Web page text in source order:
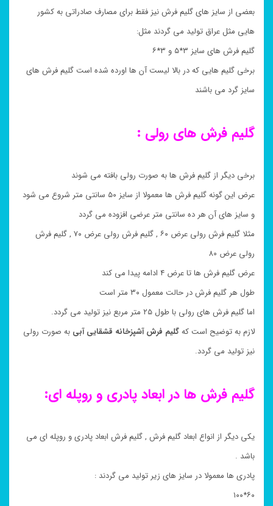
بعضی از سایز های گلیم فرش نیز فقط برای مصارف صادراتی به کشور
هایی مثل عراق تولید می گردند مثل:
گلیم فرش های سایز ۳*۵ و ۳*۶
برخی گلیم هایی که در بالا لیست آن ها اورده شده است گلیم فرش های
سایز گرد می باشند
گلیم فرش های رولی :
برخی دیگر از گلیم فرش ها به صورت رولی بافته می شوند
عرض این گونه گلیم فرش ها معمولا از سایز ۵۰ سانتی متر شروع می شود
و سایز های آن هر ده سانتی متر عرضی افزوده می گردد
مثلا گلیم فرش رولی عرض ۶۰ , گلیم فرش رولی عرض ۷۰ , گلیم فرش
رولی عرض ۸۰
عرض گلیم فرش ها تا عرض ۴ ادامه پیدا می کند
طول هر گلیم فرش در حالت معمول ۳۰ متر است
اما گلیم فرش های رولی با طول ۲۵ متر مربع نیز تولید می گردد.
لازم به توضیح است کهگلیم فرشآشپزخانه قشقایی آبی به صورت رولی
نیز تولید می گردد.
گلیم فرش ها در ابعاد پادری و روپله ای:
یکی دیگر از انواع ابعاد گلیم فرش , گلیم فرش ابعاد پادری و روپله ای می
باشد .
پادری ها معمولا در سایز های زیر تولید می گردند :
۶۰*۱۰۰